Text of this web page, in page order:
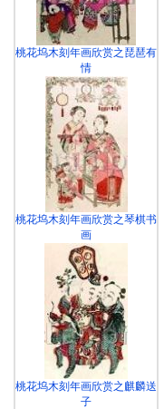
桃花坞木刻年画欣赏之琵琶有
情
桃花坞木刻年画欣赏之琴棋书
画
桃花坞木刻年画欣赏之麒麟送
子